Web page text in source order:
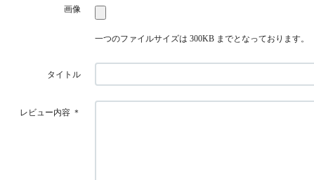
画像
一つのファイルサイズは 300KB までとなっております。
タイトル
レビュー内容 ＊